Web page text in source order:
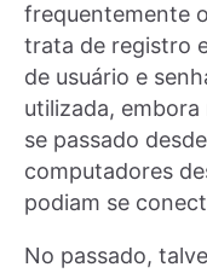
frequentemente
trata de registro
de usuário e
utilizada,
se passado
computadores
podiam se
No passado,